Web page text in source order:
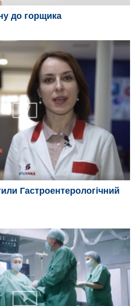
до горщика
Гастроентерологічний